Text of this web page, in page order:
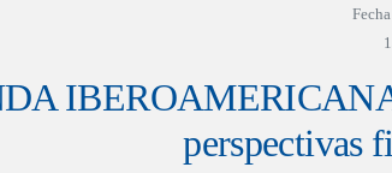
IBEROAMERICANA
perspectivas